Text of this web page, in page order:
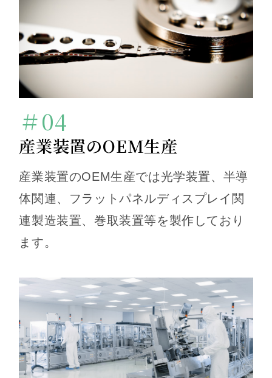
＃04
産業装置のOEM生産
産業装置のOEM生産では光学装置、半導
体関連、フラットパネルディスプレイ関
連製造装置、巻取装置等を製作しており
ます。